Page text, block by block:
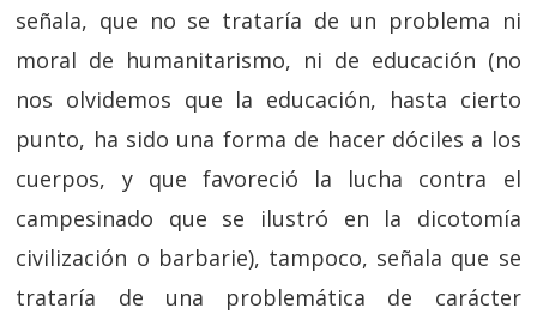
señala, que no se trataría de un problema ni
moral de humanitarismo, ni de educación (no
nos olvidemos que la educación, hasta cierto
punto, ha sido una forma de hacer dóciles a los
cuerpos, y que favoreció la lucha contra el
campesinado que se ilustró en la dicotomía
civilización o barbarie), tampoco, señala que se
trataría de una problemática de carácter